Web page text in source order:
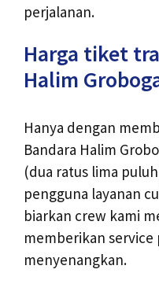
perjalanan.
Harga tiket
Halim
Hanya dengan
Bandara Halim
(dua ratus lima
pengguna layanan
biarkan crew kami
memberikan service
menyenangkan.